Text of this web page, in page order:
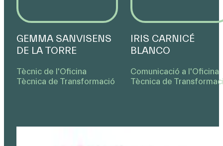
GEMMA SANVISENS
DE LA TORRE
Tècnic de l'Oﬁcina
Tècnica de Transformació
IRIS CARNICÉ
BLANCO
Comunicació a l'Oﬁcina
Tècnica de